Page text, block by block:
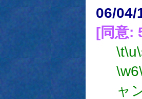
06/04/
[同意:
\t\u
\w6
ャ